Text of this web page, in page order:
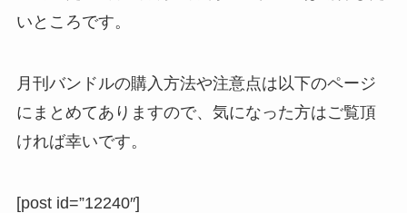
いところです。
月刊バンドルの購入方法や注意点は以下のページ
にまとめてありますので、気になった方はご覧頂
ければ幸いです。
[post id=”12240″]